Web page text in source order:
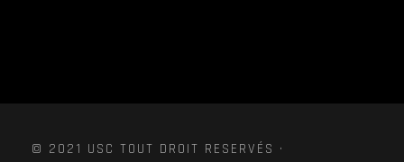
© 2021 USC TOUT DROIT RESERVÉS ·